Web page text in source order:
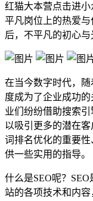
红猫大本营点击进小
平凡岗位上的热爱
后，不平凡的初心与
在当今数字时代，
度成为了企业成功
业们纷纷借助搜索引
以吸引更多的潜在
词排名优化的重要
供一些实用的指导。
什么是SEO呢？
站的各项技术和内